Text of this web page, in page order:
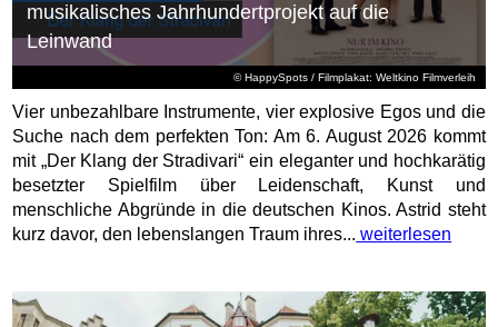
© HappySpots / Filmplakat: Weltkino Filmverleih
musikalisches Jahrhundertprojekt auf die
Leinwand
Vier unbezahlbare Instrumente, vier explosive Egos und die
Suche nach dem perfekten Ton: Am 6. August 2026 kommt
mit „Der Klang der Stradivari“ ein eleganter und hochkarätig
besetzter Spielfilm über Leidenschaft, Kunst und
menschliche Abgründe in die deutschen Kinos. Astrid steht
kurz davor, den lebenslangen Traum ihres... weiterlesen